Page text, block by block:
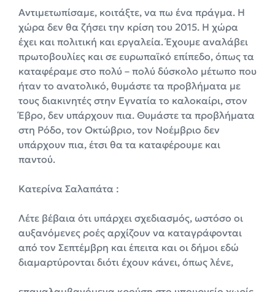
Αντιμετωπίσαμε, κοιτάξτε, να πω ένα πράγμα. Η
χώρα δεν θα ζήσει την κρίση του 2015. Η χώρα
έχει και πολιτική και εργαλεία. Έχουμε αναλάβει
πρωτοβουλίες και σε ευρωπαϊκό επίπεδο, όπως τα
καταφέραμε στο πολύ – πολύ δύσκολο μέτωπο που
ήταν το ανατολικό, θυμάστε τα προβλήματα με
τους διακινητές στην Εγνατία το καλοκαίρι, στον
Έβρο, δεν υπάρχουν πια. Θυμάστε τα προβλήματα
στη Ρόδο, τον Οκτώβριο, τον Νοέμβριο δεν
υπάρχουν πια, έτσι θα τα καταφέρουμε και
παντού.
Κατερίνα Σαλαπάτα :
Λέτε βέβαια ότι υπάρχει σχεδιασμός, ωστόσο οι
αυξανόμενες ροές αρχίζουν να καταγράφονται
από τον Σεπτέμβρη και έπειτα και οι δήμοι εδώ
διαμαρτύρονται διότι έχουν κάνει, όπως λένε,